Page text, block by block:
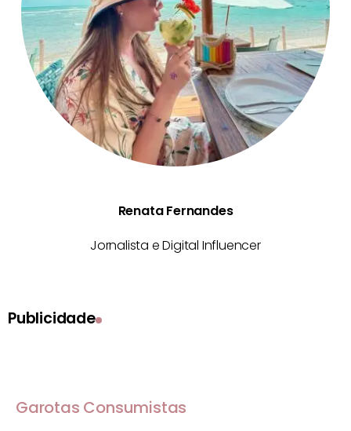
Renata Fernandes
Jornalista e Digital Influencer
Publicidade
Garotas Consumistas